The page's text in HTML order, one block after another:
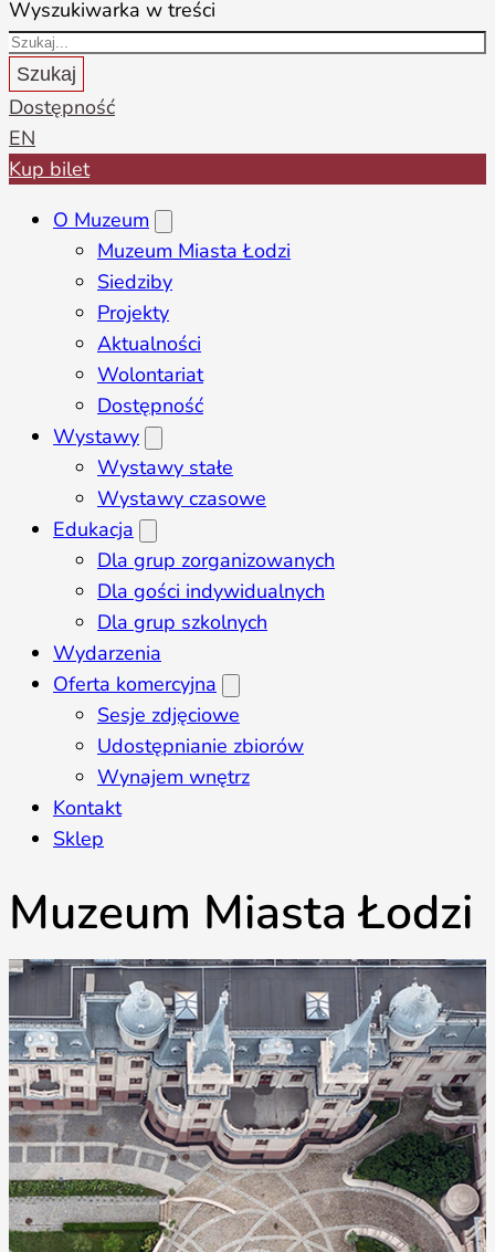
Wyszukiwarka w treści
Szukaj
Dostępność
EN
Kup bilet
O Muzeum
Muzeum Miasta Łodzi
Siedziby
Projekty
Aktualności
Wolontariat
Dostępność
Wystawy
Wystawy stałe
Wystawy czasowe
Edukacja
Dla grup zorganizowanych
Dla gości indywidualnych
Dla grup szkolnych
Wydarzenia
Oferta komercyjna
Sesje zdjęciowe
Udostępnianie zbiorów
Wynajem wnętrz
Kontakt
Sklep
Muzeum Miasta Łodzi